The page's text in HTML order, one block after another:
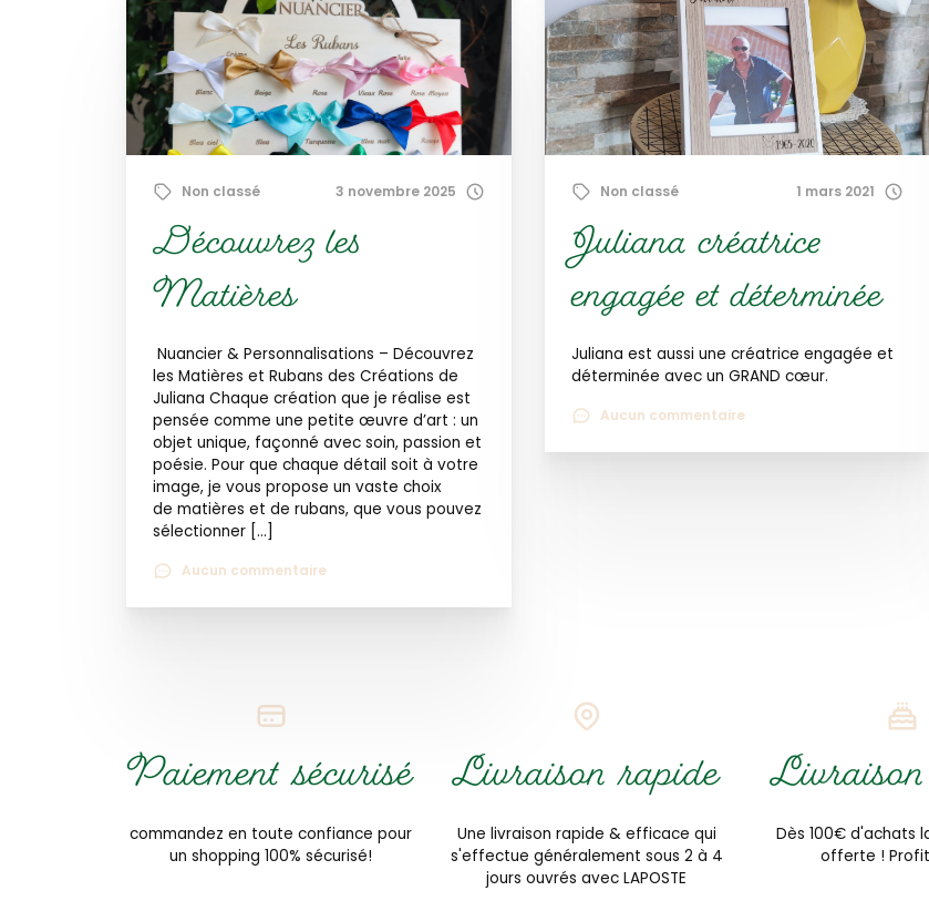
Non classé 3 novembre 2025
Découvrez les
Matières
Nuancier & Personnalisations – Découvrez
les Matières et Rubans des Créations de
Juliana Chaque création que je réalise est
pensée comme une petite œuvre d’art : un
objet unique, façonné avec soin, passion et
poésie. Pour que chaque détail soit à votre
image, je vous propose un vaste choix
de matières et de rubans, que vous pouvez
sélectionner […]
Aucun commentaire
Non classé 1 mars 2021
Juliana créatrice
engagée et déterminée
Juliana est aussi une créatrice engagée et
déterminée avec un GRAND cœur.
Aucun commentaire
Paiement sécurisé
commandez en toute confiance pour
un shopping 100% sécurisé!
Livraison rapide
Une livraison rapide & efficace qui
s'effectue généralement sous 2 à 4
jours ouvrés avec LAPOSTE
Dès 100€ d'achats
offerte !